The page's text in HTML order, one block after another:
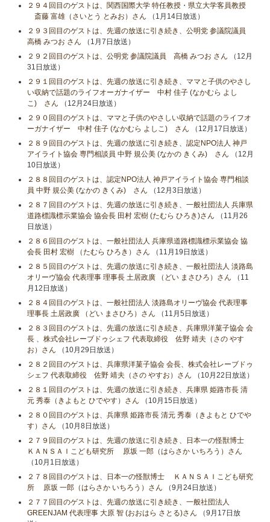
２９４回目のゲストは、関西国際大学 特任教授・県立大学客員教授
斎藤 富雄（さいとう とみお）さん （1月14日放送）
２９３回目のゲストは、先週の放送に引き続き、公明党 参議院議員
高橋 みつお さん （1月7日放送）
２９２回目のゲストは、公明党 参議院議員 高橋 みつお さん （12月
31日放送）
２９１回目のゲストは、先週の放送に引き続き、ママと子供のやさし
い収納で話題のライフオーガナイザー 中村 佳子 (なかむら よし
こ) さん （12月24日放送）
２９０回目のゲストは、ママと子供のやさしい収納で話題のライフオ
ーガナイザー 中村 佳子 (なかむら よしこ) さん （12月17日放送）
２８９回目のゲストは、先週の放送に引き続き、認定NPO法人 神戸
アイライト協会 専門相談員 中野 規公美 (なかの きくみ) さん （12月
10日放送）
２８８回目のゲストは、認定NPO法人 神戸アイライト協会 専門相談
員 中野 規公美 (なかの きくみ) さん （12月3日放送）
２８７回目のゲストは、先週の放送に引き続き、一般社団法人 兵庫県
道路標識標示業協会 協会長 田村 宏樹 (たむら ひろき)さん （11月26
日放送）
２８６回目のゲストは、一般社団法人 兵庫県道路標識標示業協会 協
会長 田村 宏樹 （たむら ひろき）さん （11月19日放送）
２８５回目のゲストは、先週の放送に引き続き、一般社団法人 淡路島
オリーヴ協会 代表理事 理事長 土居政廣 （どい まさひろ）さん （11
月12日放送）
２８４回目のゲストは、一般社団法人 淡路島オリーヴ協会 代表理事
理事長 土居政廣 （どい まさひろ）さん （11月5日放送）
２８３回目のゲストは、先週の放送に引き続き、兵庫県洋菓子協会 会
長 、株式会社レーブドゥシェフ 代表取締役 佐野 靖夫（さの やす
お）さん （10月29日放送）
２８２回目のゲストは、兵庫県洋菓子協会 会長、株式会社レーブドゥ
シェフ 代表取締役 佐野 靖夫（さの やすお）さん （10月22日放送）
２８１回目のゲストは、先週の放送に引き続き、兵庫県 姫路市長 清
元 秀泰（きよもと ひでやす）さん （10月15日放送）
２８０回目のゲストは、兵庫県 姫路市長 清元 秀泰（きよもと ひでや
す）さん （10月8日放送）
２７９回目のゲストは、先週の放送に引き続き、日本一の怪獣博士
ＫＡＮＳＡＩこども研究所 原坂 一郎（はらさか いちろう）さん
（10月1日放送）
２７８回目のゲストは、日本一の怪獣博士 ＫＡＮＳＡＩこども研究
所 原坂 一郎（はらさか いちろう）さん （9月24日放送）
２７７回目のゲストは、先週の放送に引き続き、一般社団法人
GREENJAM 代表理事 大原 智 (おおはら さとる)さん （9月17日放